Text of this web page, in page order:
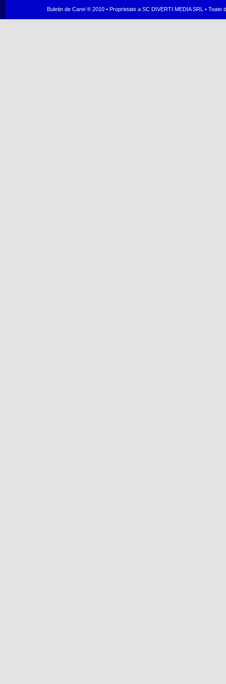
Buletin de Carei ® 2010 • Proprietate a SC DIVERTI MEDIA SRL •